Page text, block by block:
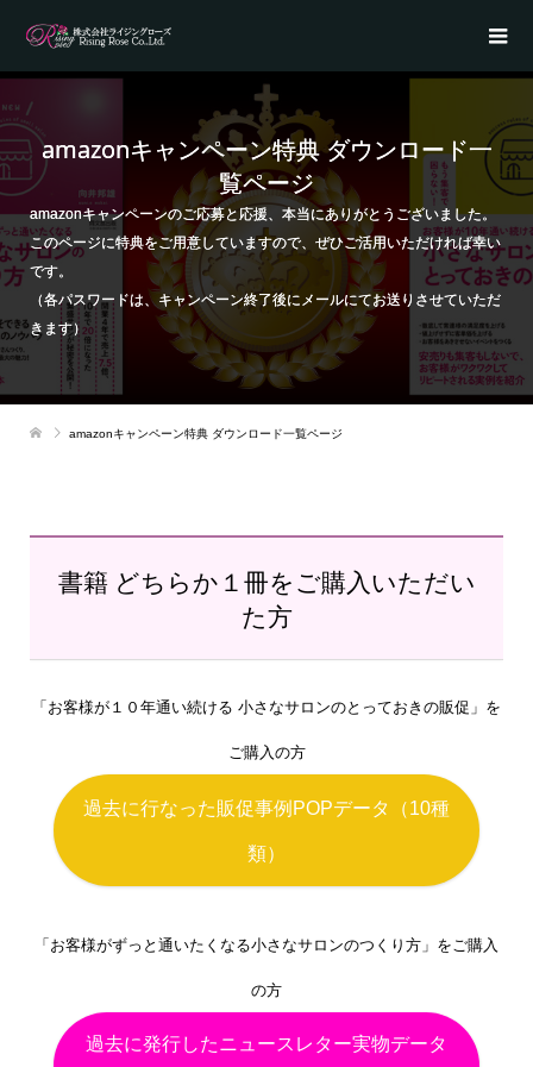
amazonキャンペーン特典 ダウンロード一
覧ページ
amazonキャンペーンのご応募と応援、本当にありがとうございました。
このページに特典をご用意していますので、ぜひご活用いただければ幸い
です。
（各パスワードは、キャンペーン終了後にメールにてお送りさせていただ
きます）
amazonキャンペーン特典 ダウンロード一覧ページ
書籍 どちらか１冊をご購入いただい
た方
「お客様が１０年通い続ける 小さなサロンのとっておきの販促」を
ご購入の方
過去に行なった販促事例POPデータ（10種
類）
「お客様がずっと通いたくなる小さなサロンのつくり方」をご購入
の方
過去に発行したニュースレター実物データ